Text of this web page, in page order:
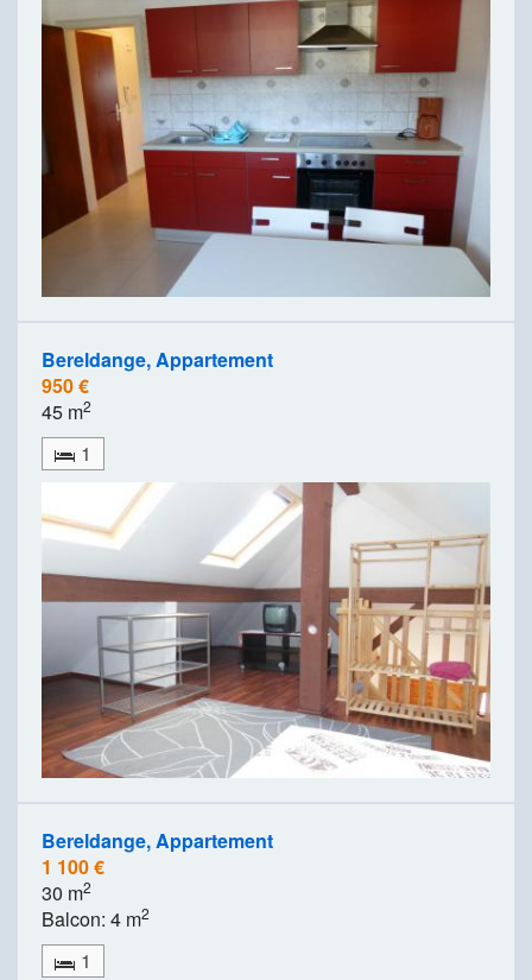
Bereldange, Appartement
950 €
45 m2
1
Bereldange, Appartement
1 100 €
30 m2
Balcon: 4 m2
1